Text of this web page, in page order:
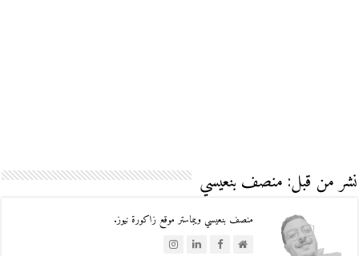
نشر من قبل: منصف بنعيسي
منصف بنعيسي ويبماستر موقع زاكورة نيوز.